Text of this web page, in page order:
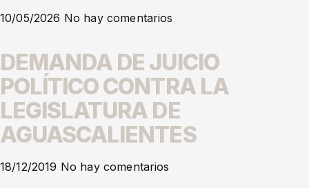
10/05/2026 No hay comentarios
DEMANDA DE JUICIO
POLÍTICO CONTRA LA
LEGISLATURA DE
AGUASCALIENTES
18/12/2019 No hay comentarios